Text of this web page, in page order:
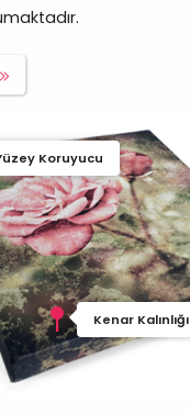
Koruyucu
Kenar Kalınlığı